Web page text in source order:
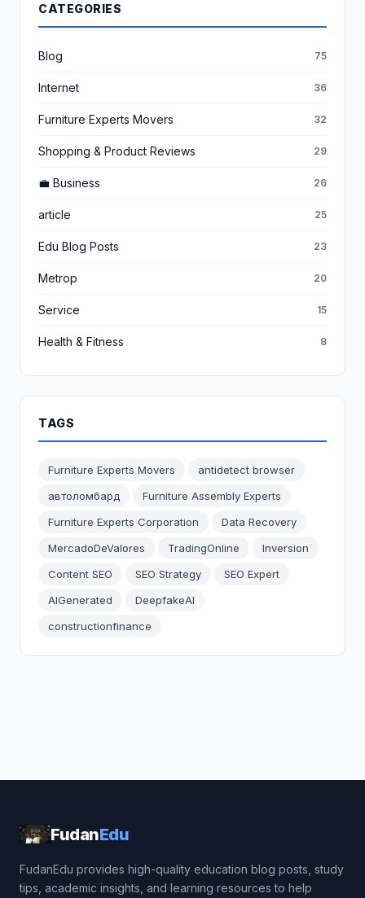
CATEGORIES
Blog 75
Internet 36
Furniture Experts Movers 32
Shopping & Product Reviews 29
💼 Business 26
article 25
Edu Blog Posts 23
Metrop 20
Service 15
Health & Fitness 8
TAGS
Furniture Experts Movers
antidetect browser
автоломбард
Furniture Assembly Experts
Furniture Experts Corporation
Data Recovery
MercadoDeValores
TradingOnline
Inversion
Content SEO
SEO Strategy
SEO Expert
AIGenerated
DeepfakeAI
constructionfinance
FudanEdu
FudanEdu provides high-quality education blog posts, study
tips, academic insights, and learning resources to help